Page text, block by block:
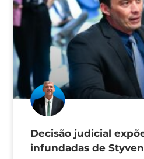
Decisão judicial
infundadas de